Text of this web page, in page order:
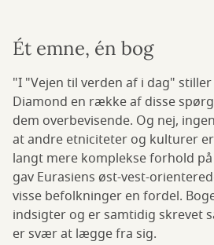
Ét emne, én bog
"I "Vejen til verden af i dag"
Diamond en række af disse
dem overbevisende. Og nej,
at andre etniciteter og kulturer
langt mere komplekse forhold
gav Eurasiens øst-vest-
visse befolkninger en fordel.
indsigter og er samtidig skrevet
er svær at lægge fra sig.